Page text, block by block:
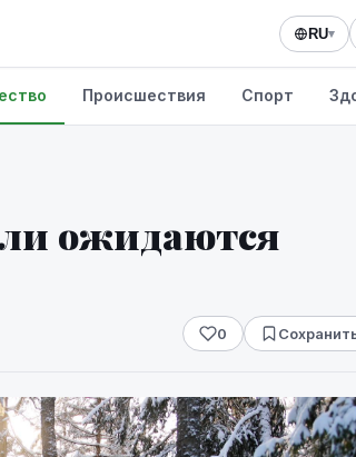
RU▾
Происшествия Спорт
ожидаются
0